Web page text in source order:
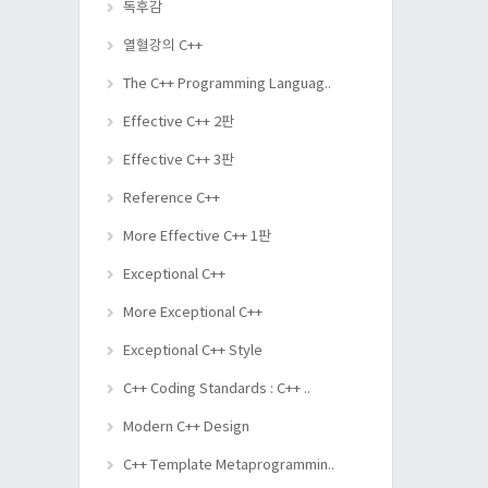
독후감
열혈강의 C++
The C++ Programming Languag..
Effective C++ 2판
Effective C++ 3판
Reference C++
More Effective C++ 1판
Exceptional C++
More Exceptional C++
Exceptional C++ Style
C++ Coding Standards : C++ ..
Modern C++ Design
C++ Template Metaprogrammin..